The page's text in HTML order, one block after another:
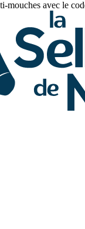
mouches avec le